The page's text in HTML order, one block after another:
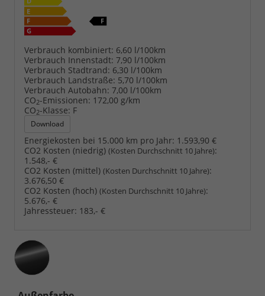
Verbrauch kombiniert: 6,60 l/100km
Verbrauch Innenstadt: 7,90 l/100km
Verbrauch Stadtrand: 6,30 l/100km
Verbrauch Landstraße: 5,70 l/100km
Verbrauch Autobahn: 7,00 l/100km
CO2-Emissionen: 172,00 g/km
CO2-Klasse: F
Download
Energiekosten bei 15.000 km pro Jahr: 1.593,90 €
CO2 Kosten (niedrig) (Kosten Durchschnitt 10 Jahre):
1.548,- €
CO2 Kosten (mittel) (Kosten Durchschnitt 10 Jahre):
3.676,50 €
CO2 Kosten (hoch) (Kosten Durchschnitt 10 Jahre):
5.676,- €
Jahressteuer: 183,- €